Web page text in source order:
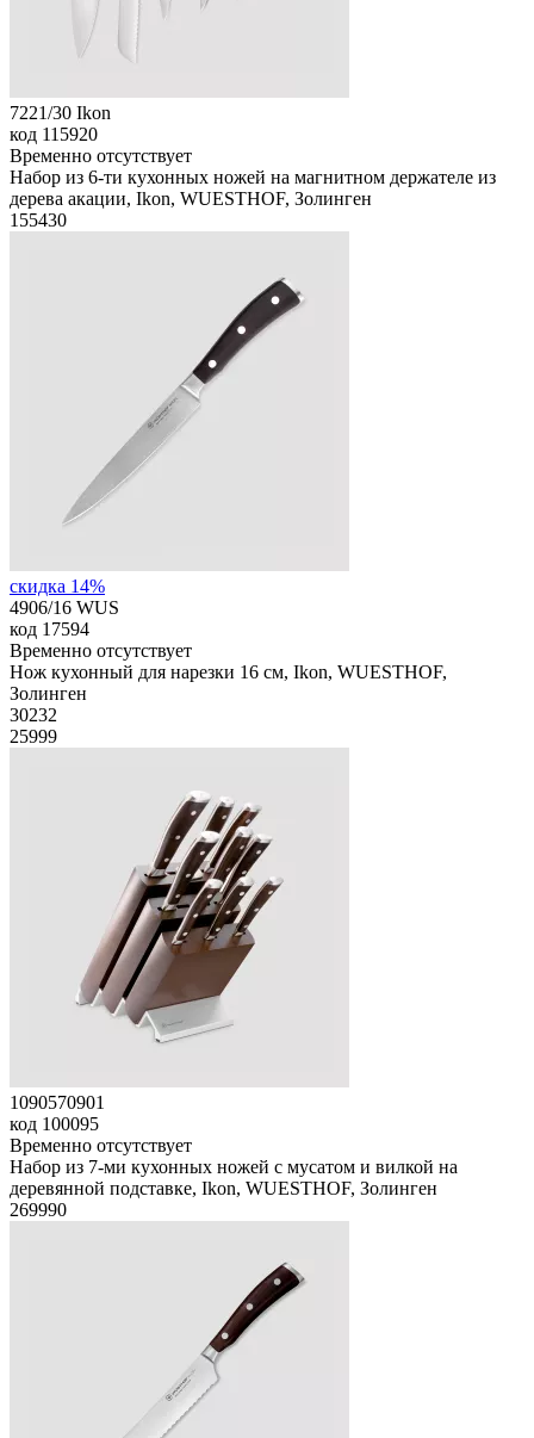
7221/30 Ikon
код 115920
Временно отсутствует
Набор из 6-ти кухонных ножей на магнитном держателе из
дерева акации, Ikon, WUESTHOF, Золинген
155430
скидка 14%
4906/16 WUS
код 17594
Временно отсутствует
Нож кухонный для нарезки 16 см, Ikon, WUESTHOF,
Золинген
30232
25999
1090570901
код 100095
Временно отсутствует
Набор из 7-ми кухонных ножей с мусатом и вилкой на
деревянной подставке, Ikon, WUESTHOF, Золинген
269990